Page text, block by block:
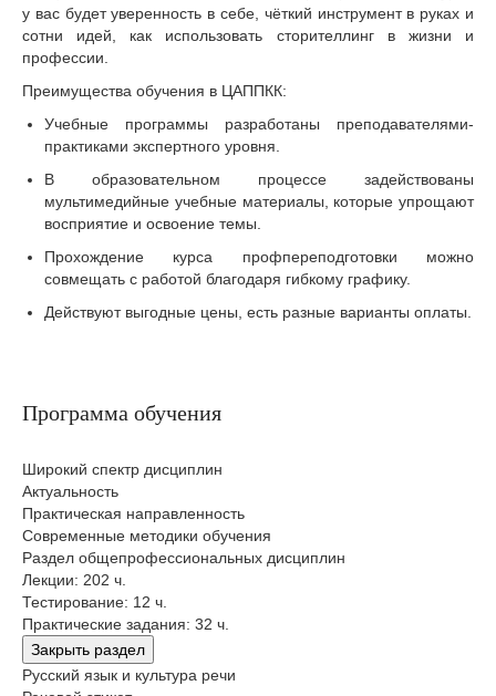
у вас будет уверенность в себе, чёткий инструмент в руках и
сотни идей, как использовать сторителлинг в жизни и
профессии.
Преимущества обучения в ЦАППКК:
Учебные программы разработаны преподавателями-
практиками экспертного уровня.
В образовательном процессе задействованы
мультимедийные учебные материалы, которые упрощают
восприятие и освоение темы.
Прохождение курса профпереподготовки можно
совмещать с работой благодаря гибкому графику.
Действуют выгодные цены, есть разные варианты оплаты.
Программа обучения
Широкий спектр дисциплин
Актуальность
Практическая направленность
Современные методики обучения
Раздел общепрофессиональных дисциплин
Лекции: 202 ч.
Тестирование: 12 ч.
Практические задания: 32 ч.
Закрыть раздел
Русский язык и культура речи